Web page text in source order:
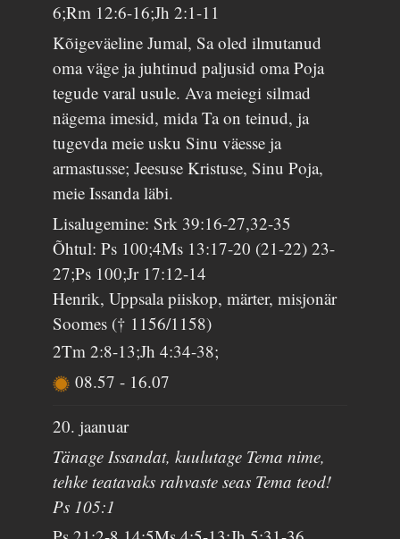
6;Rm 12:6-16;Jh 2:1-11
Kõigeväeline Jumal, Sa oled ilmutanud
oma väge ja juhtinud paljusid oma Poja
tegude varal usule. Ava meiegi silmad
nägema imesid, mida Ta on teinud, ja
tugevda meie usku Sinu väesse ja
armastusse; Jeesuse Kristuse, Sinu Poja,
meie Issanda läbi.
Lisalugemine: Srk 39:16-27,32-35
Õhtul: Ps 100;4Ms 13:17-20 (21-22) 23-
27;Ps 100;Jr 17:12-14
Henrik, Uppsala piiskop, märter, misjonär
Soomes († 1156/1158)
2Tm 2:8-13;Jh 4:34-38;
08.57- 16.07
20. jaanuar
Tänage Issandat, kuulutage Tema nime,
tehke teatavaks rahvaste seas Tema teod!
Ps 105:1